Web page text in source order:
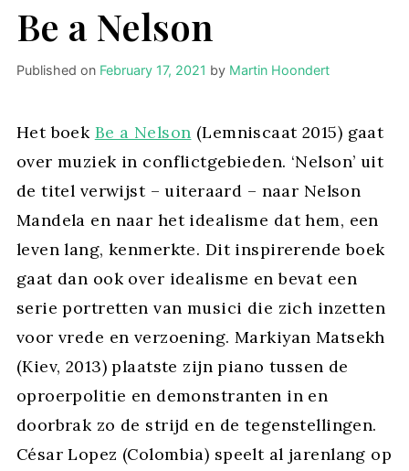
Be a Nelson
Published on February 17, 2021 by Martin Hoondert
Het boek Be a Nelson (Lemniscaat 2015) gaat
over muziek in conflictgebieden. ‘Nelson’ uit
de titel verwijst – uiteraard – naar Nelson
Mandela en naar het idealisme dat hem, een
leven lang, kenmerkte. Dit inspirerende boek
gaat dan ook over idealisme en bevat een
serie portretten van musici die zich inzetten
voor vrede en verzoening. Markiyan Matsekh
(Kiev, 2013) plaatste zijn piano tussen de
oproerpolitie en demonstranten in en
doorbrak zo de strijd en de tegenstellingen.
César Lopez (Colombia) speelt al jarenlang op